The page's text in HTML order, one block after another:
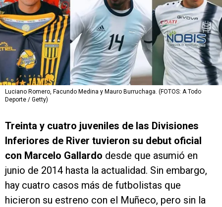
Luciano Romero, Facundo Medina y Mauro Burruchaga. (FOTOS: A Todo
Deporte / Getty)
Treinta y cuatro juveniles de las Divisiones
Inferiores de River tuvieron su debut oficial
con Marcelo Gallardo desde que asumió en
junio de 2014 hasta la actualidad. Sin embargo,
hay cuatro casos más de futbolistas que
hicieron su estreno con el Muñeco, pero sin la